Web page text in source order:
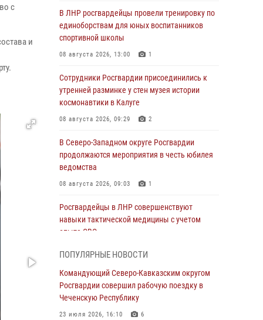
с
и
В ЛНР росгвардейцы провели тренировку по
единоборствам для юных воспитанников
спортивной школы
08 августа 2026, 13:00 1
Сотрудники Росгвардии присоединились к
утренней разминке у стен музея истории
космонавтики в Калуге
08 августа 2026, 09:29 2
В Северо-Западном округе Росгвардии
продолжаются мероприятия в честь юбилея
ведомства
08 августа 2026, 09:03 1
Росгвардейцы в ЛНР совершенствуют
навыки тактической медицины с учетом
опыта СВО
Росгвардейцы обеспечили безопасность
«Поезда Победы» в Кузбассе
08 августа 2026, 07:00
ПОПУЛЯРНЫЕ НОВОСТИ
Командующий Северо-Кавказским округом
Росгвардии совершил рабочую поездку в
Чеченскую Республику
23 июля 2026, 16:10 6